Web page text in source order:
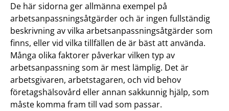
De här sidorna ger allmänna exempel på
arbetsanpassningsåtgärder och är ingen fullständig
beskrivning av vilka arbetsanpassningsåtgärder som
finns, eller vid vilka tillfällen de är bäst att använda.
Många olika faktorer påverkar vilken typ av
arbetsanpassning som är mest lämplig. Det är
arbetsgivaren, arbetstagaren, och vid behov
företagshälsovård eller annan sakkunnig hjälp, som
måste komma fram till vad som passar.